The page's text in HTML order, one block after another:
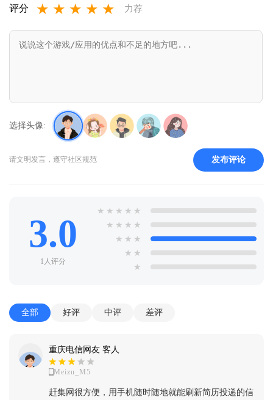
评分 ★ ★ ★ ★ ★ 力荐
选择头像:
请文明发言，遵守社区规范 发布评论
3.0
1人评分
★ ★ ★ ★ ★
★ ★ ★ ★
★ ★ ★
★ ★
★
全部 好评 中评 差评
重庆电信网友 客人
Meizu_M5
赶集网很方便，用手机随时随地就能刷新简历投递的信